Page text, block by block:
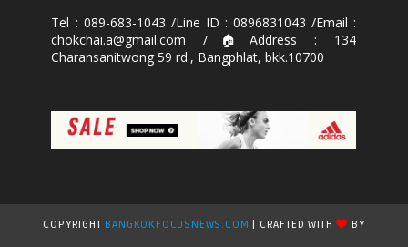
Tel : 089-683-1043 /Line ID : 0896831043 /Email :
chokchai.a@gmail.com /🏠Address : 134
Charansanitwong 59 rd., Bangphlat, bkk.10700
COPYRIGHT BANGKOKFOCUSNEWS.COM | CRAFTED WITH
BY